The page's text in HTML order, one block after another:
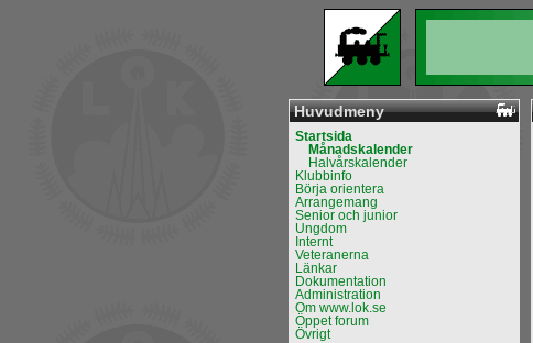
Huvudmeny
Startsida
Månadskalender
Halvårskalender
Klubbinfo
Börja orientera
Arrangemang
Senior och junior
Ungdom
Internt
Veteranerna
Länkar
Dokumentation
Administration
Om www.lok.se
Öppet forum
Övrigt